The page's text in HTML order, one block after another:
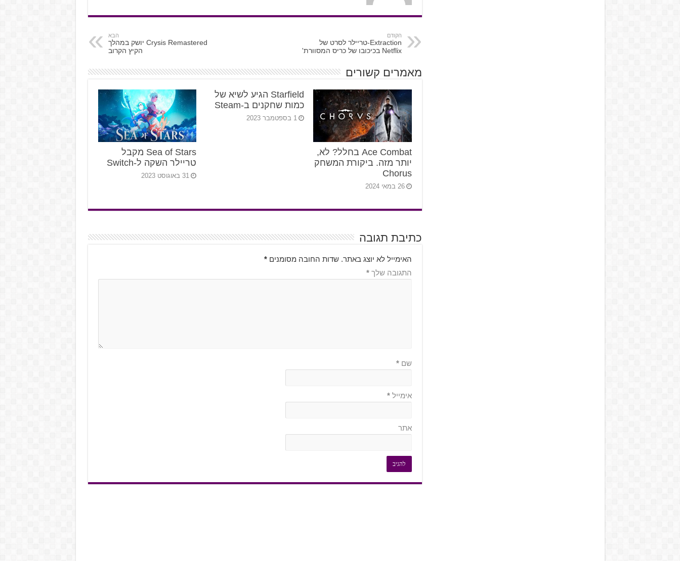
הקודם
Extraction-טריילר לסרט של
Netflix בכיכובו של כריס המסוורת'
הבא
Crysis Remastered יושק במהלך
הקיץ הקרוב
מאמרים קשורים
Ace Combat בחלל? לא,
יותר מזה. ביקורת המשחק
Chorus
26 במאי 2024
Starfield הגיע לשיא של
כמות שחקנים ב-Steam
1 בספטמבר 2023
Sea of Stars מקבל
טריילר השקה ל-Switch
31 באוגוסט 2023
כתיבת תגובה
האימייל לא יוצג באתר. שדות החובה מסומנים*
התגובה שלך*
שם*
אימייל*
אתר